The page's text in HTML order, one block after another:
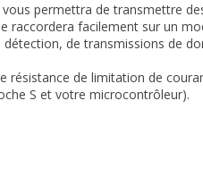
permettra de transmettre
raccordera facilement sur un
de transmissions de
résistance de limitation de
S et votre microcontrôleur).